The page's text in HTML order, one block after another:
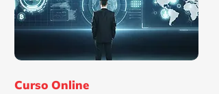
Curso Online